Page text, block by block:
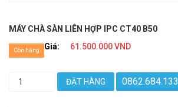
MÁY CHÀ SÀN LIÊN HỢP IPC CT40 B50
Giá:
61.500.000 VND
Còn hàng
ĐẶT HÀNG 0862.684.133